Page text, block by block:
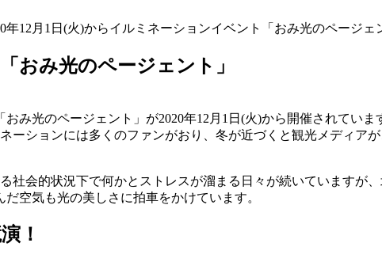
12月1日(火)からイルミネーションイベント「おみ光のページェ
おみ光のページェント」
み光のページェント」が2020年12月1日(火)から開催されていま
ションには多くのファンがおり、冬が近づくと観光メディア
会的状況下で何かとストレスが溜まる日々が続いていますが
空気も光の美しさに拍車をかけています。
！